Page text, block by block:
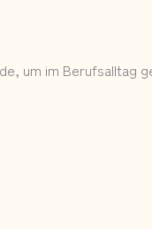
um im Berufsalltag